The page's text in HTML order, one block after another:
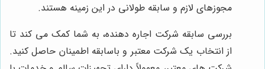
مجوزهای لازم و سابقه طولانی در این زمینه هستند.
بررسی سابقه شرکت اجاره دهنده، به شما کمک می کند تا
از انتخاب یک شرکت معتبر و باسابقه اطمینان حاصل کنید.